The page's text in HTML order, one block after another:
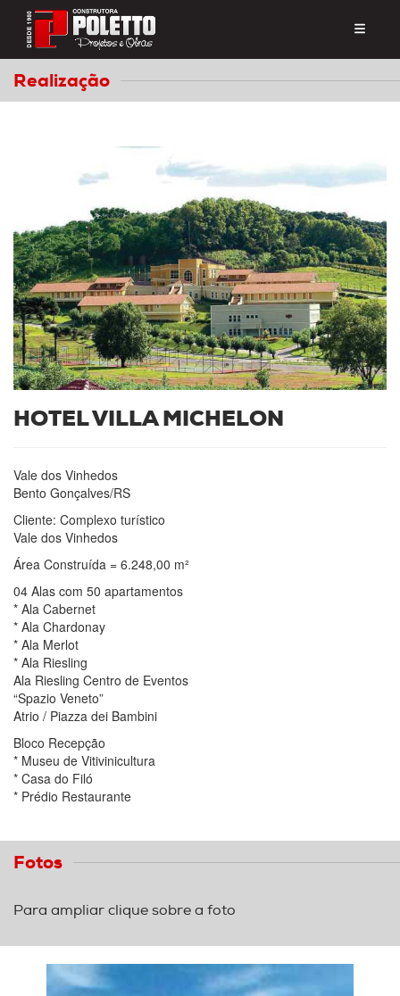
Realização
HOTEL VILLA MICHELON
Vale dos Vinhedos
Bento Gonçalves/RS
Cliente: Complexo turístico
Vale dos Vinhedos
Área Construída = 6.248,00 m²
04 Alas com 50 apartamentos
* Ala Cabernet
* Ala Chardonay
* Ala Merlot
* Ala Riesling
Ala Riesling Centro de Eventos
“Spazio Veneto”
Atrio / Piazza dei Bambini
Bloco Recepção
* Museu de Vitivinicultura
* Casa do Filó
* Prédio Restaurante
Fotos
Para ampliar clique sobre a foto